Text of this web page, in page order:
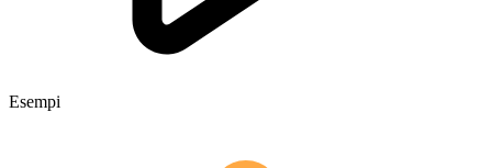
Esempi